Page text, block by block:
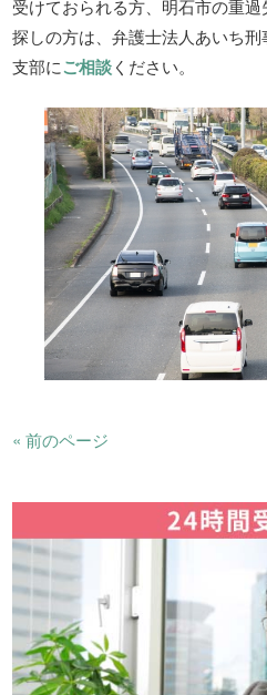
受けておられる方、明石市の重
探しの方は、弁護士法人あいち
支部にご相談ください。
« 前のページ